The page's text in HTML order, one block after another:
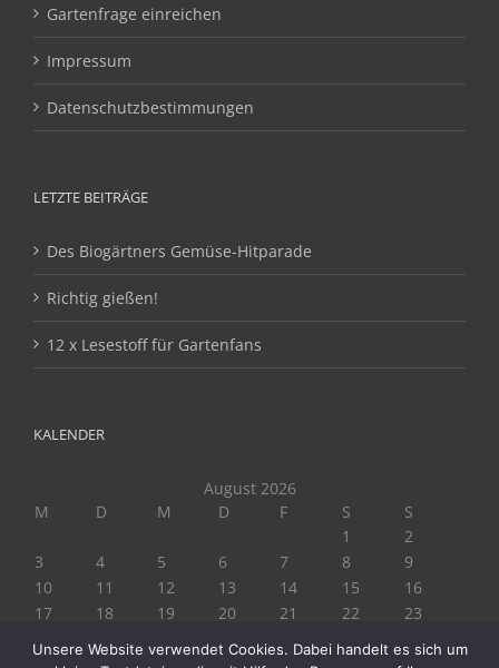
Gartenfrage einreichen
Impressum
Datenschutzbestimmungen
LETZTE BEITRÄGE
Des Biogärtners Gemüse-Hitparade
Richtig gießen!
12 x Lesestoff für Gartenfans
KALENDER
August 2026
M
D M D F S
S
1
2
3
4 5 6 7 8
9
10
11 12 13 14 15
16
17
18 19 20 21 22
23
Unsere Website verwendet Cookies. Dabei handelt es sich um